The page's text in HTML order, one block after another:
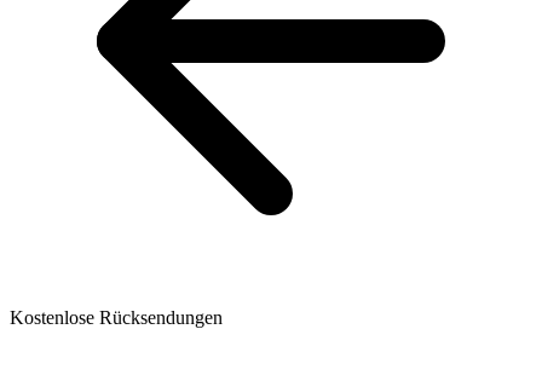
Kostenlose Rücksendungen